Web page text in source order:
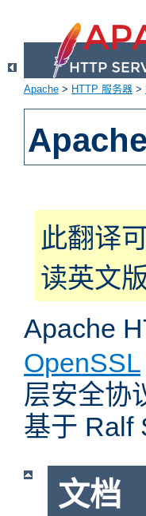
Apache > HTTP 服务器 >
此翻译
读英文版
Apache
OpenSSL
层安全协
基于 Ralf
文档